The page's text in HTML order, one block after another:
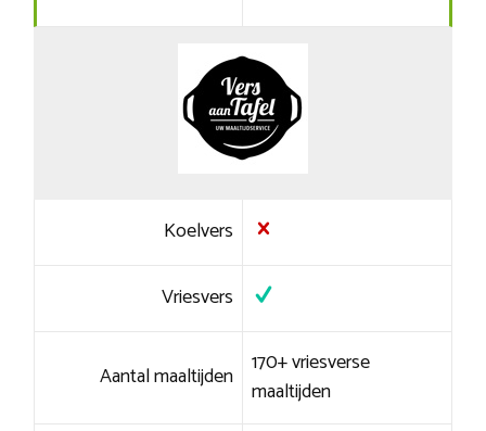
Koelvers
Vriesvers
Aantal maaltijden 170+ vriesverse
maaltijden